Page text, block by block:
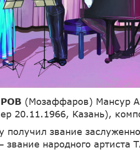
(Мозаффаров) Мансур
20.11.1966, Казань),
получил звание
звание народного